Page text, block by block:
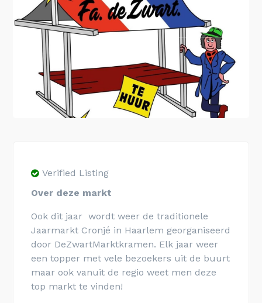
Verified Listing
Over deze markt
Ook dit jaar wordt weer de traditionele
Jaarmarkt Cronjé in Haarlem georganiseerd
door DeZwartMarktkramen. Elk jaar weer
een topper met vele bezoekers uit de buurt
maar ook vanuit de regio weet men deze
top markt te vinden!